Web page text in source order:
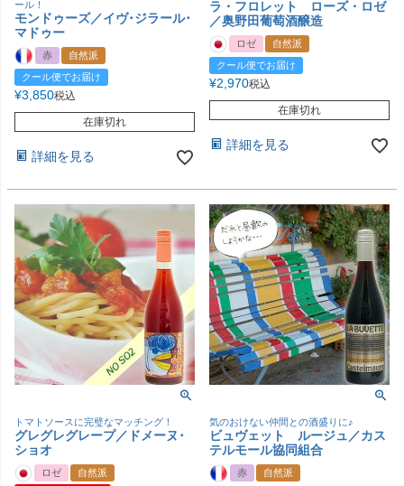
ール！
モンドゥーズ／イヴ･ジラール･
マドゥー
赤
自然派
クール便でお届け
¥3,850税込
在庫切れ
詳細を見る
ラ・フロレット ローズ・ロゼ
／奥野田葡萄酒醸造
ロゼ
自然派
クール便でお届け
¥2,970税込
在庫切れ
詳細を見る
トマトソースに完璧なマッチング！
グレグレグレープ／ドメーヌ･
ショオ
ロゼ
自然派
気のおけない仲間との酒盛りに♪
ビュヴェット ルージュ／カス
テルモール協同組合
赤
自然派